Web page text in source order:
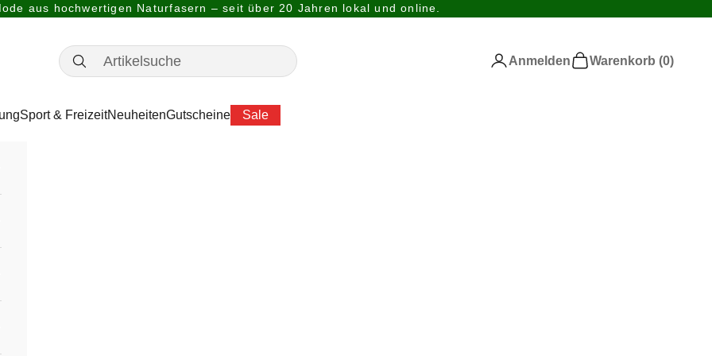
aus hochwertigen Naturfasern – seit über 20 Jahren lokal und online.
Sport & FreizeitNeuheitenGutscheine Sale
Anmelden
AnmeldenWarenkorb
Warenkorb (0)